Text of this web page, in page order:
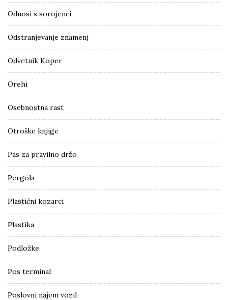
Odnosi s sorojenci
Odstranjevanje znamenj
Odvetnik Koper
Orehi
Osebnostna rast
Otroške knjige
Pas za pravilno držo
Pergola
Plastični kozarci
Plastika
Podložke
Pos terminal
Poslovni najem vozil